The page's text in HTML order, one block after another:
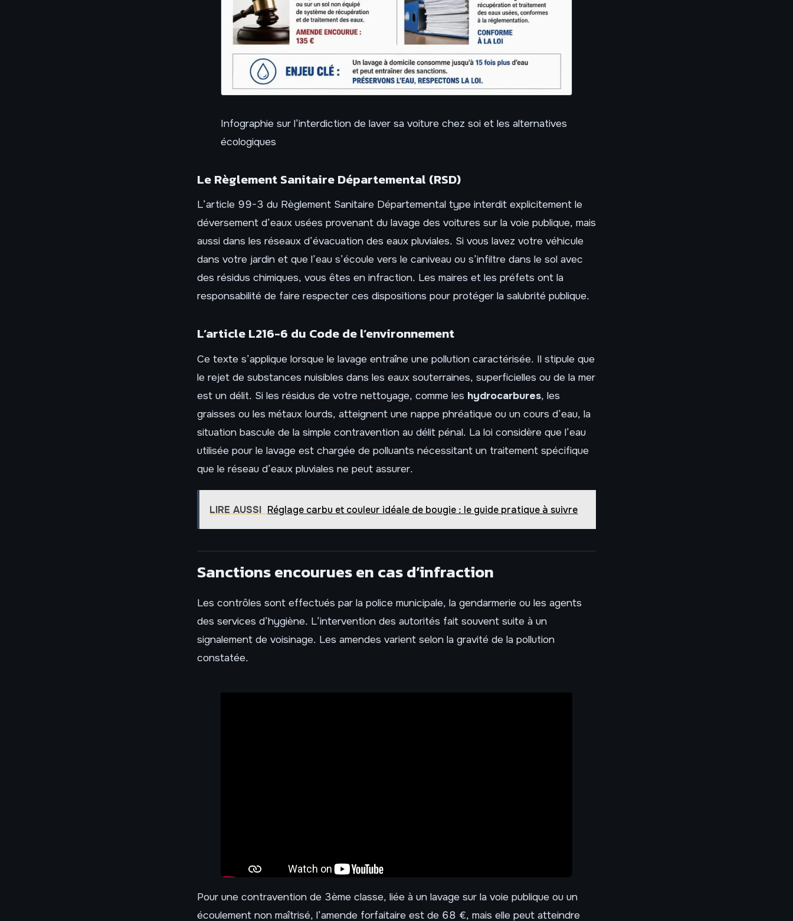
Infographie sur l’interdiction de laver sa voiture chez soi et les alternatives
écologiques
Le Règlement Sanitaire Départemental (RSD)
L’article 99-3 du Règlement Sanitaire Départemental type interdit explicitement le
déversement d’eaux usées provenant du lavage des voitures sur la voie publique, mais
aussi dans les réseaux d’évacuation des eaux pluviales. Si vous lavez votre véhicule
dans votre jardin et que l’eau s’écoule vers le caniveau ou s’infiltre dans le sol avec
des résidus chimiques, vous êtes en infraction. Les maires et les préfets ont la
responsabilité de faire respecter ces dispositions pour protéger la salubrité publique.
L’article L216-6 du Code de l’environnement
Ce texte s’applique lorsque le lavage entraîne une pollution caractérisée. Il stipule que
le rejet de substances nuisibles dans les eaux souterraines, superficielles ou de la mer
est un délit. Si les résidus de votre nettoyage, comme les hydrocarbures, les
graisses ou les métaux lourds, atteignent une nappe phréatique ou un cours d’eau, la
situation bascule de la simple contravention au délit pénal. La loi considère que l’eau
utilisée pour le lavage est chargée de polluants nécessitant un traitement spécifique
que le réseau d’eaux pluviales ne peut assurer.
LIRE AUSSI Réglage carbu et couleur idéale de bougie : le guide pratique à suivre
Sanctions encourues en cas d’infraction
Les contrôles sont effectués par la police municipale, la gendarmerie ou les agents
des services d’hygiène. L’intervention des autorités fait souvent suite à un
signalement de voisinage. Les amendes varient selon la gravité de la pollution
constatée.
Pour une contravention de 3ème classe, liée à un lavage sur la voie publique ou un
écoulement non maîtrisé, l’amende forfaitaire est de 68 €, mais elle peut atteindre